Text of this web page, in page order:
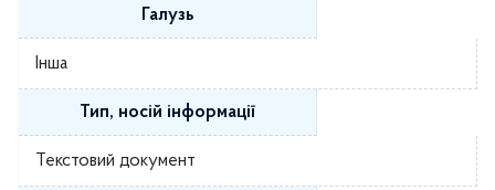
Галузь
Інша
Тип, носій інформації
Текстовий документ